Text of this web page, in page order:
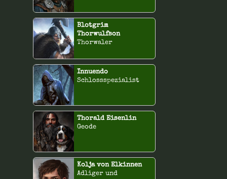
Blotgrim
Thorwulfson
Thorwaler
Innuendo
Schlossspezialist
Thorald Eisenlin
Geode
Kolja von Elkinnen
Adliger und